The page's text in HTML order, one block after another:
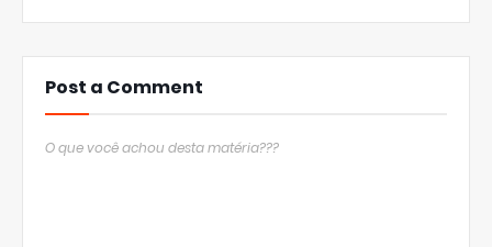
Post a Comment
O que você achou desta matéria???